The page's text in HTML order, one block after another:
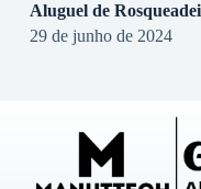
Aluguel de
29 de junho de 2024